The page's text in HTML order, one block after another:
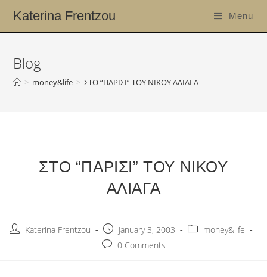
Katerina Frentzou Menu
Blog
> money&life > ΣΤΟ “ΠΑΡΙΣΙ” ΤΟΥ ΝΙΚΟΥ ΑΛΙΑΓΑ
ΣΤΟ “ΠΑΡΙΣΙ” ΤΟΥ ΝΙΚΟΥ
ΑΛΙΑΓΑ
Katerina Frentzou January 3, 2003
money&life
0 Comments